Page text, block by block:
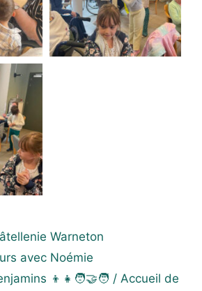
Warneton
avec Noémie
👦👧🧑‍🤝‍🧑 / Accueil de